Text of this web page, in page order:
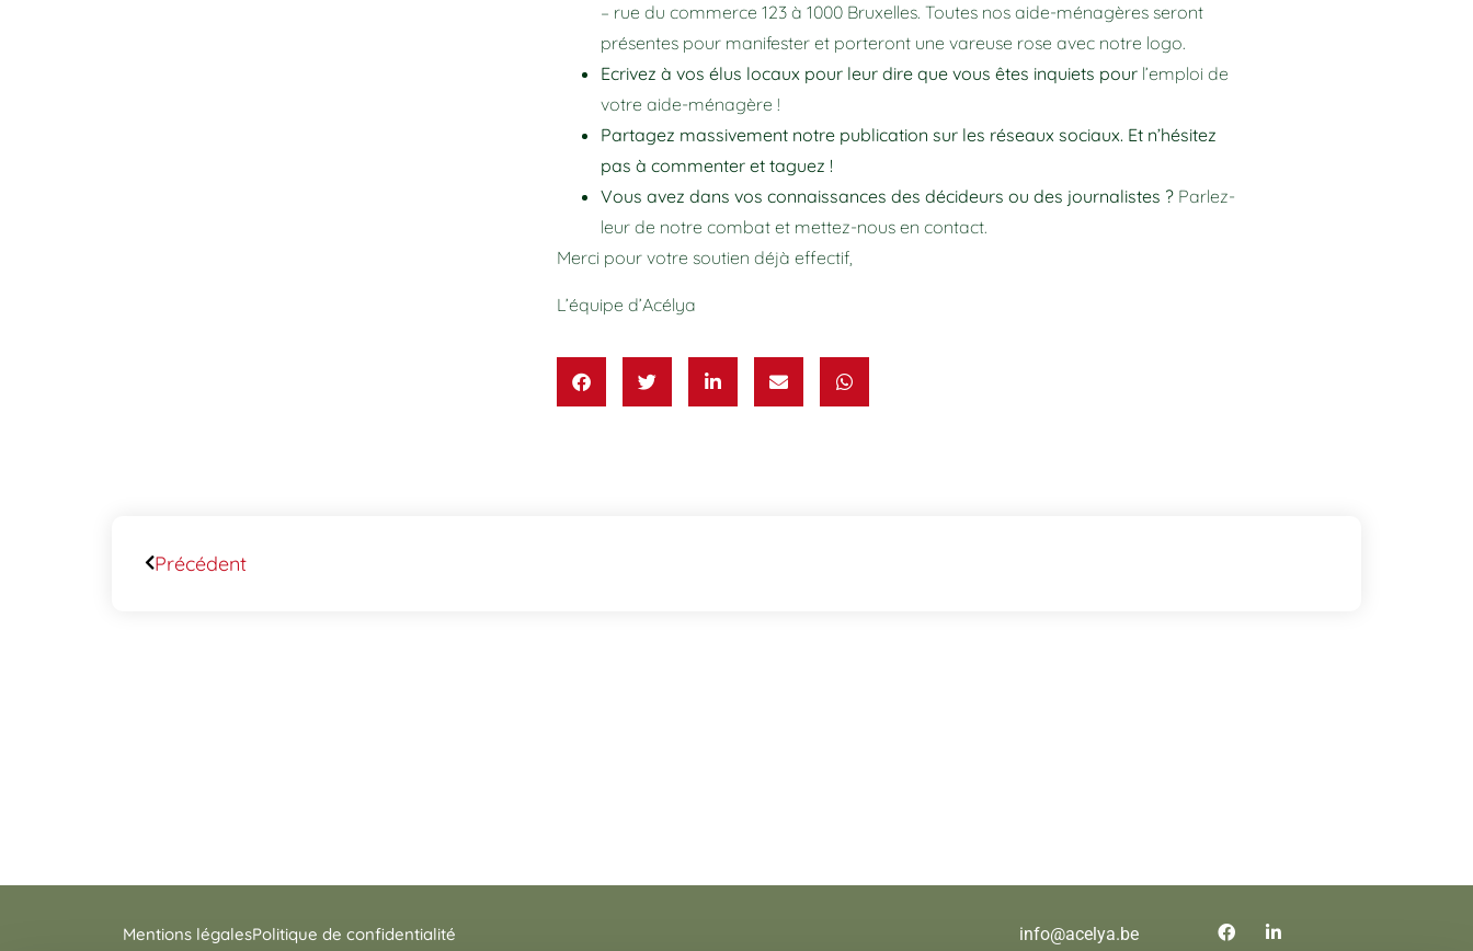
– rue du commerce 123 à 1000 Bruxelles. Toutes nos aide-ménagères seront
présentes pour manifester et porteront une vareuse rose avec notre logo.
Ecrivez à vos élus locaux pour leur dire que vous êtes inquiets pour l’emploi de
votre aide-ménagère !
Partagez massivement notre publication sur les réseaux sociaux. Et n’hésitez
pas à commenter et taguez !
Vous avez dans vos connaissances des décideurs ou des journalistes ? Parlez-
leur de notre combat et mettez-nous en contact.
Merci pour votre soutien déjà effectif,
L’équipe d’Acélya
Précédent
Mentions légalesPolitique de confidentialité info@acelya.be